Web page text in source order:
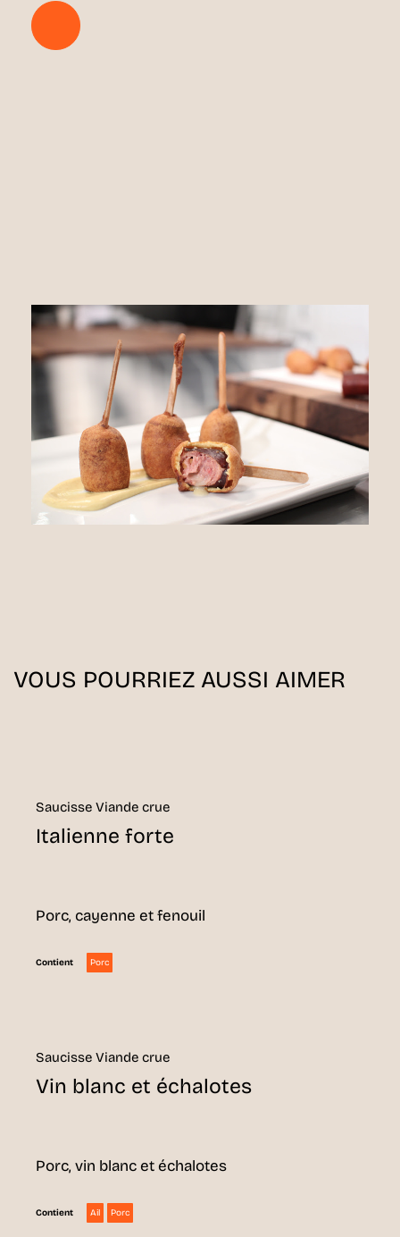
VOUS POURRIEZ AUSSI AIMER
Saucisse Viande crue
Italienne forte
Porc, cayenne et fenouil
Contient Porc
Saucisse Viande crue
Vin blanc et échalotes
Porc, vin blanc et échalotes
Contient Ail Porc